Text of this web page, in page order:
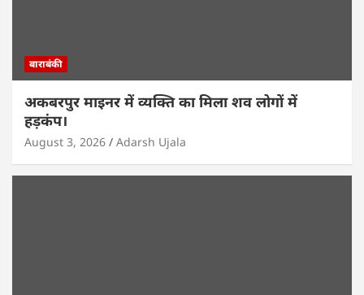
बाराबंकी
अकबरपुर माइनर में व्यक्ति का मिला शव लोगों में
हड़कंप।
August 3, 2026 Adarsh Ujala